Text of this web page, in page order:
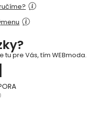
tu pre Vás, tím WEBmoda.